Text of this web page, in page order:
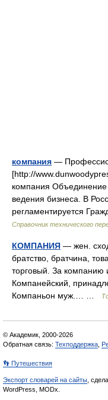
компания —
[http://
компания Объединение
ведения бизнеса. В
регламентируется
Справочник технического
КОМПАНИЯ — жен.
братство, братчина,
торговый. За компанию
Компанейский,
Компаньон муж.… …
© Академик, 2000-2026
Обратная связь: Техподдержка
👣 Путешествия
Экспорт словарей на сайты ,
WordPress, MODx.